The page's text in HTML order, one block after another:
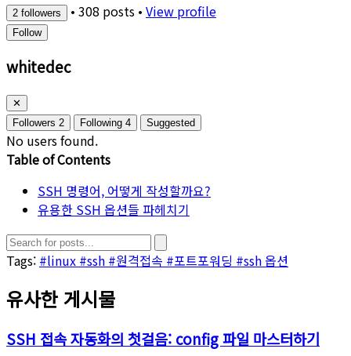
2 followers • 308 posts • View profile
Follow
whitedec
✕
Followers 2 Following 4 Suggested
No users found.
Table of Contents
SSH 명령어, 어떻게 작성할까요?
유용한 SSH 옵션들 파헤치기
Tags: #linux #ssh #원격접속 #포트포워딩 #ssh 옵션
유사한 게시물
SSH 접속 자동화의 첫걸음: config 파일 마스터하기